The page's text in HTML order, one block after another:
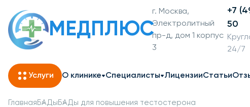
МЕДПЛЮС
г. Москва,
Электролитный
пр-д, дом 1 корпус
3
+7
50
24/7
Услуги О клинике Специалисты ЛицензииСтатьи
Главная БАДы БАДы для повышения тестостерона